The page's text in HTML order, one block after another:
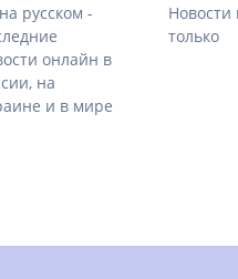
русском -
онлайн в
на
и в мире
Новости
только